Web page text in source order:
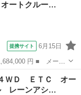
ートクルー…
提携サイト 6月15日
ード名： ＸＣ ４
クルーズコントロ
ＷＤ ＥＴＣ オー
レーンアシ…